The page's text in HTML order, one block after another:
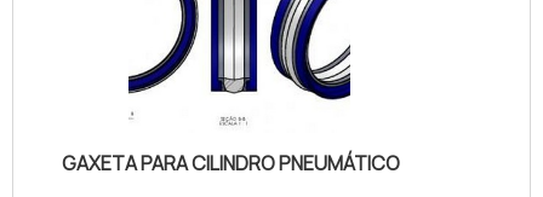
utilizada nos segmentos alimentício,
celulose, petroquímica, mineração,
saneamento, papel entre outros. A
GAXETA PARA CILINDRO PNEUMÁTICO